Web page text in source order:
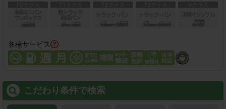
各種サービス
こだわり条件で検索